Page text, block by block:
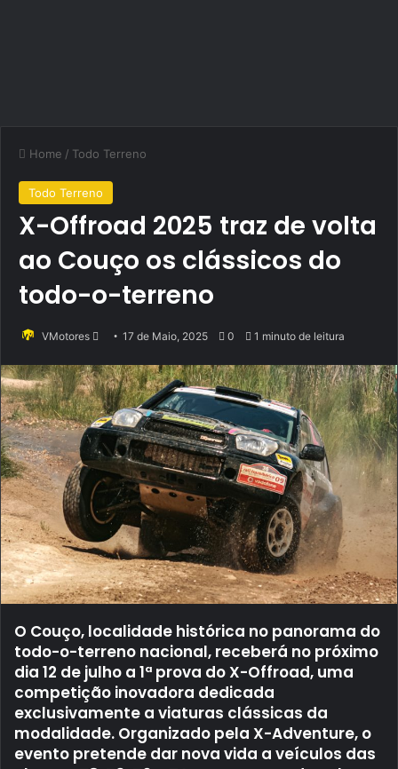
Home / Todo Terreno
Todo Terreno
X-Offroad 2025 traz de volta
ao Couço os clássicos do
todo-o-terreno
VMotores
Send
email
17 de Maio, 2025 0 1 minuto de leitura
O Couço, localidade histórica no panorama do
todo-o-terreno nacional, receberá no próximo
dia 12 de julho a 1ª prova do X-Offroad, uma
competição inovadora dedicada
exclusivamente a viaturas clássicas da
modalidade. Organizado pela X-Adventure, o
evento pretende dar nova vida a veículos das